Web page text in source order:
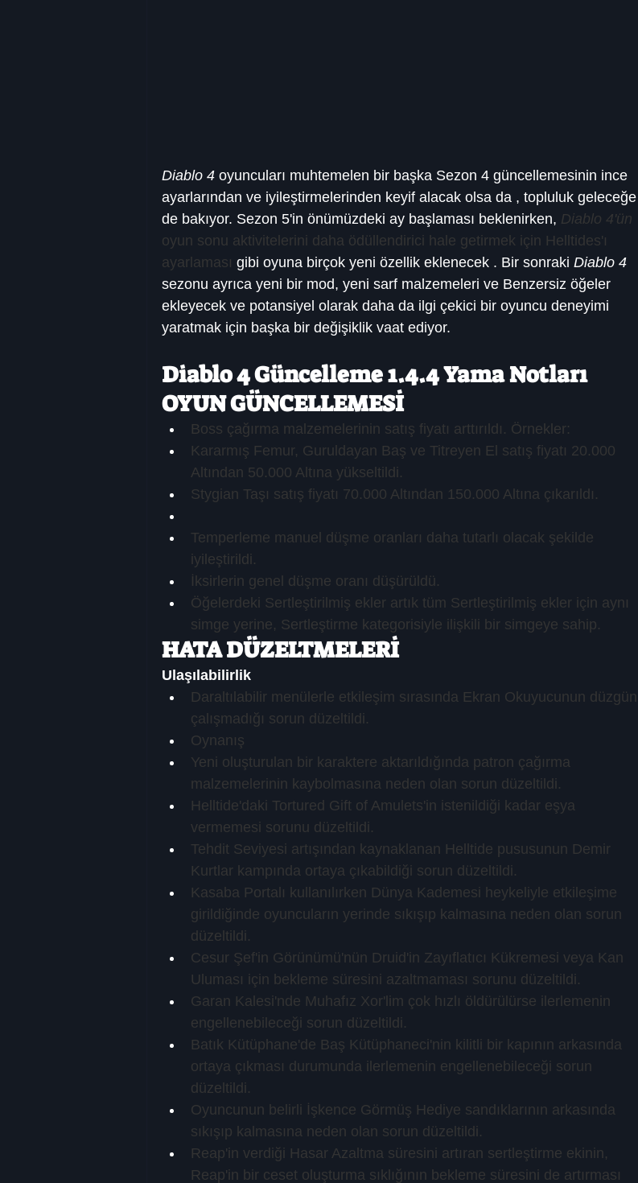
Diablo 4 oyuncuları muhtemelen bir başka Sezon 4 güncellemesinin ince
ayarlarından ve iyileştirmelerinden keyif alacak olsa da , topluluk geleceğe
de bakıyor. Sezon 5'in önümüzdeki ay başlaması beklenirken, Diablo 4'ün
oyun sonu aktivitelerini daha ödüllendirici hale getirmek için Helltides'ı
ayarlaması gibi oyuna birçok yeni özellik eklenecek . Bir sonraki Diablo 4
sezonu ayrıca yeni bir mod, yeni sarf malzemeleri ve Benzersiz öğeler
ekleyecek ve potansiyel olarak daha da ilgi çekici bir oyuncu deneyimi
yaratmak için başka bir değişiklik vaat ediyor.
Diablo 4 Güncelleme 1.4.4 Yama Notları
OYUN GÜNCELLEMESİ
Boss çağırma malzemelerinin satış fiyatı arttırıldı. Örnekler:
Kararmış Femur, Guruldayan Baş ve Titreyen El satış fiyatı 20.000
Altından 50.000 Altına yükseltildi.
Stygian Taşı satış fiyatı 70.000 Altından 150.000 Altına çıkarıldı.
Temperleme manuel düşme oranları daha tutarlı olacak şekilde
iyileştirildi.
İksirlerin genel düşme oranı düşürüldü.
Öğelerdeki Sertleştirilmiş ekler artık tüm Sertleştirilmiş ekler için aynı
simge yerine, Sertleştirme kategorisiyle ilişkili bir simgeye sahip.
HATA DÜZELTMELERİ
Ulaşılabilirlik
Daraltılabilir menülerle etkileşim sırasında Ekran Okuyucunun düzgün
çalışmadığı sorun düzeltildi.
Oynanış
Yeni oluşturulan bir karaktere aktarıldığında patron çağırma
malzemelerinin kaybolmasına neden olan sorun düzeltildi.
Helltide'daki Tortured Gift of Amulets'in istenildiği kadar eşya
vermemesi sorunu düzeltildi.
Tehdit Seviyesi artışından kaynaklanan Helltide pususunun Demir
Kurtlar kampında ortaya çıkabildiği sorun düzeltildi.
Kasaba Portalı kullanılırken Dünya Kademesi heykeliyle etkileşime
girildiğinde oyuncuların yerinde sıkışıp kalmasına neden olan sorun
düzeltildi.
Cesur Şef'in Görünümü'nün Druid'in Zayıflatıcı Kükremesi veya Kan
Uluması için bekleme süresini azaltmaması sorunu düzeltildi.
Garan Kalesi'nde Muhafız Xor'lim çok hızlı öldürülürse ilerlemenin
engellenebileceği sorun düzeltildi.
Batık Kütüphane'de Baş Kütüphaneci'nin kilitli bir kapının arkasında
ortaya çıkması durumunda ilerlemenin engellenebileceği sorun
düzeltildi.
Oyuncunun belirli İşkence Görmüş Hediye sandıklarının arkasında
sıkışıp kalmasına neden olan sorun düzeltildi.
Reap'in verdiği Hasar Azaltma süresini artıran sertleştirme ekinin,
Reap'in bir ceset oluşturma sıklığının bekleme süresini de artırması